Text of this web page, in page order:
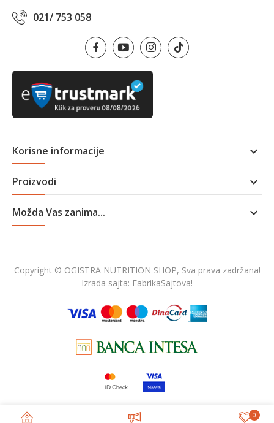
0
021/ 753 058
Korisne informacije 
Proizvodi 
Možda Vas zanima... 
Copyright © OGISTRA NUTRITION SHOP, Sva prava zadržana!
Izrada sajta: FabrikaSajtova!